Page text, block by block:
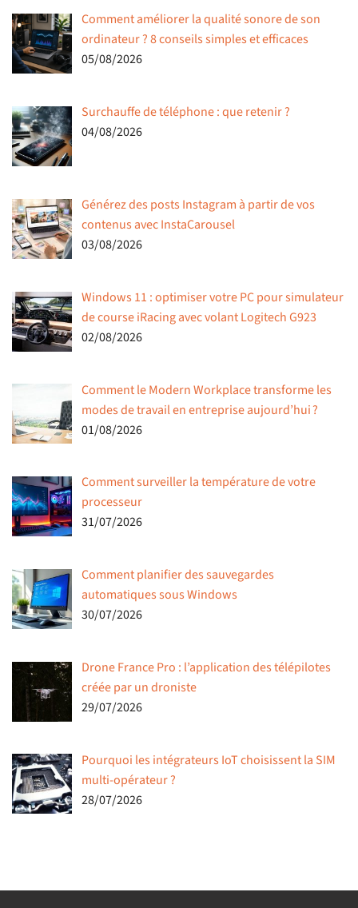
Comment améliorer la qualité sonore de son
ordinateur ? 8 conseils simples et efficaces
05/08/2026
Surchauffe de téléphone : que retenir ?
04/08/2026
Générez des posts Instagram à partir de vos
contenus avec InstaCarousel
03/08/2026
Windows 11 : optimiser votre PC pour simulateur
de course iRacing avec volant Logitech G923
02/08/2026
Comment le Modern Workplace transforme les
modes de travail en entreprise aujourd’hui ?
01/08/2026
Comment surveiller la température de votre
processeur
31/07/2026
Comment planifier des sauvegardes
automatiques sous Windows
30/07/2026
Drone France Pro : l’application des télépilotes
créée par un droniste
29/07/2026
Pourquoi les intégrateurs IoT choisissent la SIM
multi-opérateur ?
28/07/2026